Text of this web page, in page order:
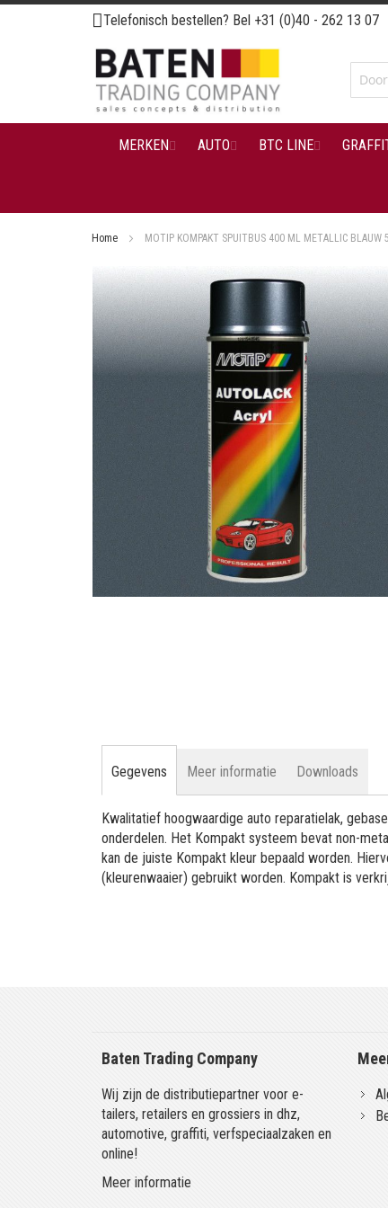
Ga
naar
de
inhoud
Telefonisch bestellen? Bel +31 (0)40 - 262 13 07
MERKEN AUTO BTC LINE
Home MOTIP KOMPAKT SPUITBUS 400 ML METALLIC BLAUW
naar
het
einde
van
de
afbeeldingen-
gallerij
Gegevens
Kwalitatief hoogwaardige auto reparatielak,
onderdelen. Het Kompakt systeem bevat non-
kan de juiste Kompakt kleur bepaald worden.
(kleurenwaaier) gebruikt worden. Kompakt is
Meer informatie Downloads
Baten Trading Company
Wij zijn de distributiepartner voor e-
tailers, retailers en grossiers in dhz,
automotive, graffiti, verfspeciaalzaken en
online!
Meer informatie